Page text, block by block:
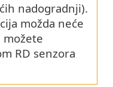
nadogradnji).
možda neće
možete
RD senzora